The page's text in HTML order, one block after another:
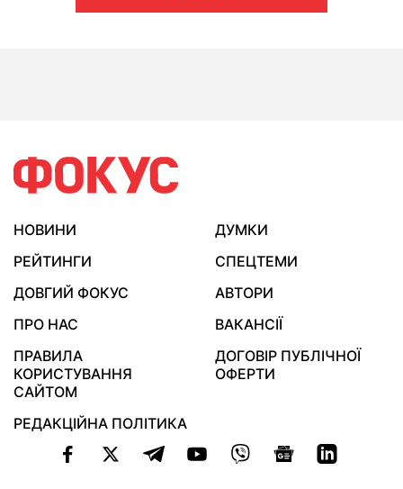
НОВИНИ
ДУМКИ
РЕЙТИНГИ
СПЕЦТЕМИ
ДОВГИЙ ФОКУС
АВТОРИ
ПРО НАС
ВАКАНСІЇ
ПРАВИЛА
КОРИСТУВАННЯ
САЙТОМ
ДОГОВІР ПУБЛІЧНОЇ
ОФЕРТИ
РЕДАКЦІЙНА ПОЛІТИКА